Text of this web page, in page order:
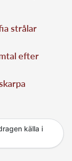
strålar
efter
källa i